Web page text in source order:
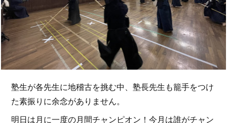
塾生が各先生に地稽古を挑む中、塾長先生も籠手をつけ
た素振りに余念がありません。
明日は月に一度の月間チャンピオン！今月は誰がチャン